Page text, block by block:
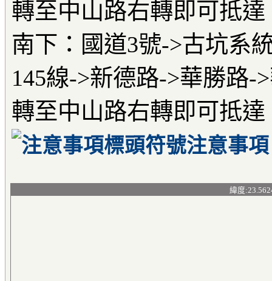
轉至中山路右轉即可抵達
南下：國道3號->古坑系
145線->新德路->華勝路-
轉至中山路右轉即可抵達
緯度
注意事項